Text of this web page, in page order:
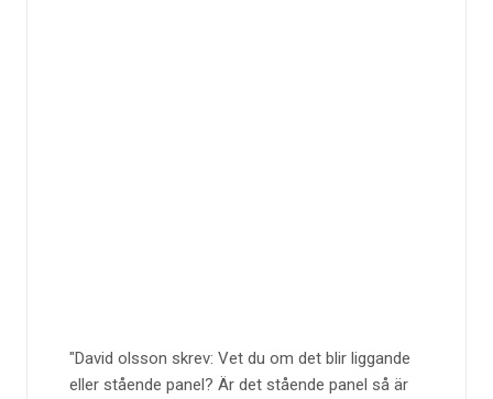
David olsson skrev: Vet du om det blir liggande
eller stående panel? Är det stående panel så är